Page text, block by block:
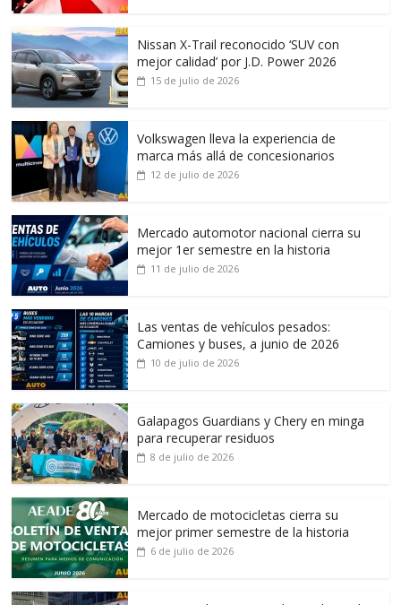
Nissan X-Trail reconocido ‘SUV con
mejor calidad’ por J.D. Power 2026
15 de julio de 2026
Volkswagen lleva la experiencia de
marca más allá de concesionarios
12 de julio de 2026
Mercado automotor nacional cierra su
mejor 1er semestre en la historia
11 de julio de 2026
Las ventas de vehículos pesados:
Camiones y buses, a junio de 2026
10 de julio de 2026
Galapagos Guardians y Chery en minga
para recuperar residuos
8 de julio de 2026
Mercado de motocicletas cierra su
mejor primer semestre de la historia
6 de julio de 2026